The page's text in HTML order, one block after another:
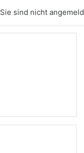
Sie sind nicht